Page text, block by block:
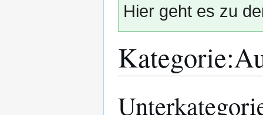
Hier geht es zu
Kategorie:
Navigation
Suche